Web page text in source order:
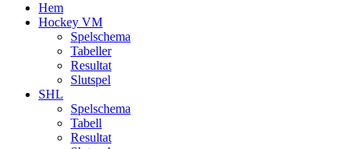
Hem
Hockey VM
Spelschema
Tabeller
Resultat
Slutspel
SHL
Spelschema
Tabell
Resultat